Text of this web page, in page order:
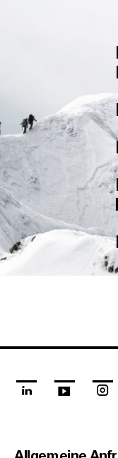
linkedin